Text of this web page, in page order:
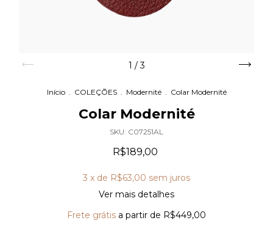
1 /3
Início COLEÇÕES Modernité Colar Modernité
Colar Modernité
SKU: C07251AL
R$189,00
3 x de R$63,00 sem juros
Ver mais detalhes
Frete grátis a partir de R$449,00